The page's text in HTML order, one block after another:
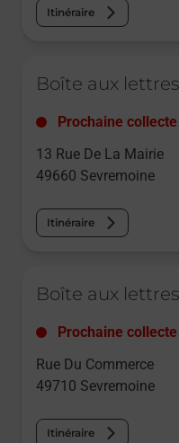
Itinéraire
Boîte aux
Prochaine
13 Rue De La Mairie
49660 Sevremoine
Itinéraire
Boîte aux
Prochaine
Rue Du Commerce
49710 Sevremoine
Itinéraire